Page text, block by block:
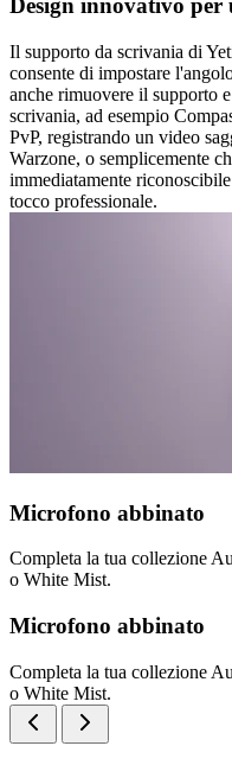
Design innovativo per
Il supporto da scrivania di
consente di impostare
anche rimuovere il supporto
scrivania, ad esempio
PvP, registrando un video
Warzone, o semplicemente
immediatamente
tocco professionale.
Microfono abbinato
Completa la tua collezione
o White Mist.
Microfono abbinato
Completa la tua collezione
o White Mist.